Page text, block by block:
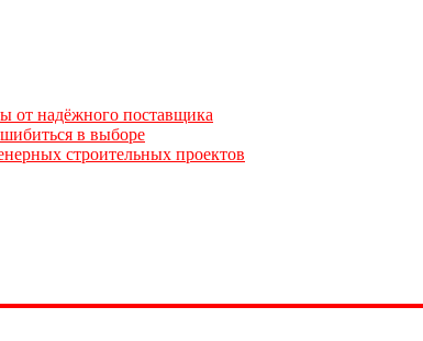
от надёжного поставщика
в выборе
строительных проектов